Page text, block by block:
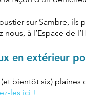
sur-Sambre, ils
nous, à l’Espace de
en extérieur
bientôt six) plaines
les ici !